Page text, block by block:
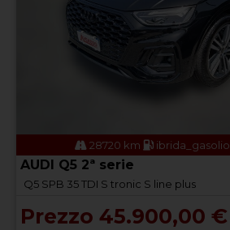
28720 km ibrida_gasolio
AUDI Q5 2ª serie
Q5 SPB 35 TDI S tronic S line plus
Prezzo 45.900,00 €